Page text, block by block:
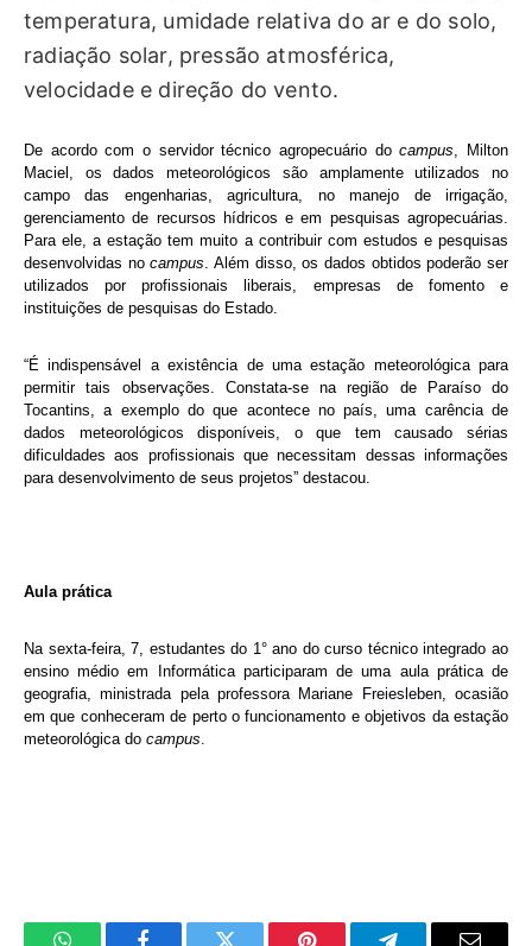
temperatura, umidade relativa do ar e do solo,
radiação solar, pressão atmosférica,
velocidade e direção do vento.
De acordo com o servidor técnico agropecuário do campus, Milton
Maciel, os dados meteorológicos são amplamente utilizados no
campo das engenharias, agricultura, no manejo de irrigação,
gerenciamento de recursos hídricos e em pesquisas agropecuárias.
Para ele, a estação tem muito a contribuir com estudos e pesquisas
desenvolvidas no campus. Além disso, os dados obtidos poderão ser
utilizados por profissionais liberais, empresas de fomento e
instituições de pesquisas do Estado.
“É indispensável a existência de uma estação meteorológica para
permitir tais observações. Constata-se na região de Paraíso do
Tocantins, a exemplo do que acontece no país, uma carência de
dados meteorológicos disponíveis, o que tem causado sérias
dificuldades aos profissionais que necessitam dessas informações
para desenvolvimento de seus projetos” destacou.
Aula prática
Na sexta-feira, 7, estudantes do 1° ano do curso técnico integrado ao
ensino médio em Informática participaram de uma aula prática de
geografia, ministrada pela professora Mariane
Freiesleben, ocasião
em que conheceram de perto o funcionamento e objetivos da estação
meteorológica do campus.